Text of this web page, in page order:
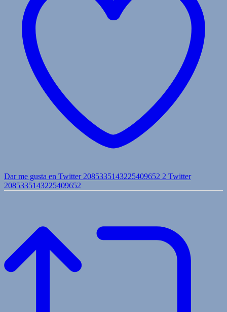
Dar me gusta en Twitter 2085335143225409652 2 Twitter
2085335143225409652